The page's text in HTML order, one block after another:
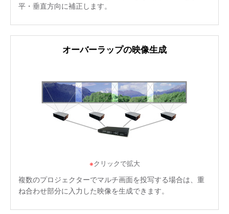
平・垂直方向に補正します。
オーバーラップの映像生成
※クリックで拡大
複数のプロジェクターでマルチ画面を投写する場合は、重
ね合わせ部分に入力した映像を生成できます。